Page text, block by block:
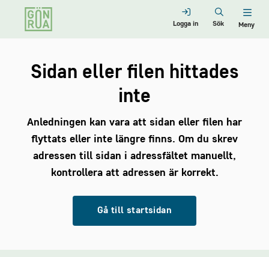
Logga in Sök Meny
Sidan eller filen hittades
inte
Anledningen kan vara att sidan eller filen har
flyttats eller inte längre finns. Om du skrev
adressen till sidan i adressfältet manuellt,
kontrollera att adressen är korrekt.
Gå till startsidan